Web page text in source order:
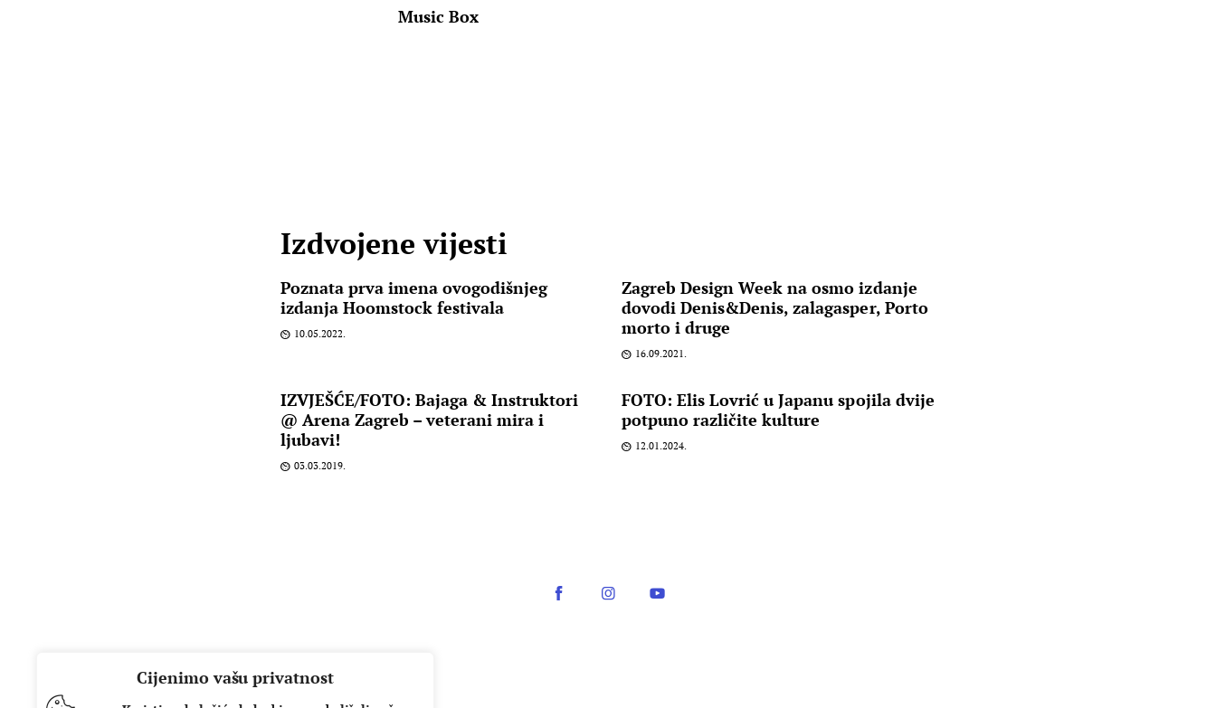
Cijenimo vašu privatnost
Music Box
Izdvojene vijesti
Poznata prva imena ovogodišnjeg
izdanja Hoomstock festivala
10.05.2022.
Zagreb Design Week na osmo izdanje
dovodi Denis&Denis, zalagasper, Porto
morto i druge
16.09.2021.
IZVJEŠĆE/FOTO: Bajaga & Instruktori
@ Arena Zagreb – veterani mira i
ljubavi!
03.03.2019.
FOTO: Elis Lovrić u Japanu spojila dvije
potpuno različite kulture
12.01.2024.